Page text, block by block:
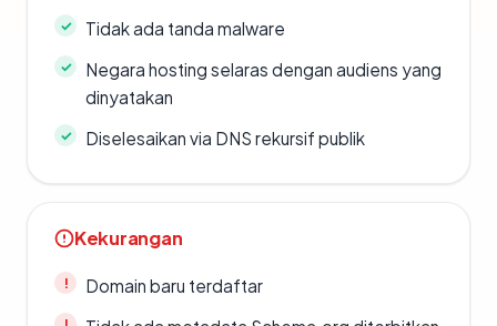
Tidak ada tanda malware
Negara hosting selaras dengan audiens yang
dinyatakan
Diselesaikan via DNS rekursif publik
Kekurangan
Domain baru terdaftar